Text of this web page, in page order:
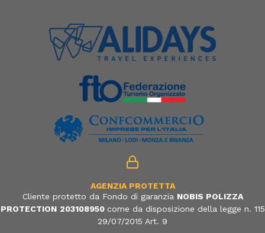
AGENZIA PROTETTA
Cliente protetto da Fondo di garanzia NOBIS POLIZZA
PROTECTION 203108950 come da disposizione della legge n. 115
29/07/2015 Art. 9